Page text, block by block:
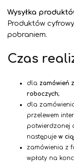
Wysyłka
Produktów
pobraniem.
Czas
dla zamówień
roboczych;
dla
przelewem
potwierdzonej
następuje w
zamówienia z
wpłaty na